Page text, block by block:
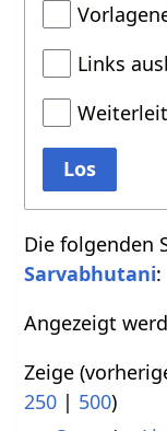
Links
Los
Die folgenden
Sarvabhutani:
Angezeigt
Zeige (
250 | 500)